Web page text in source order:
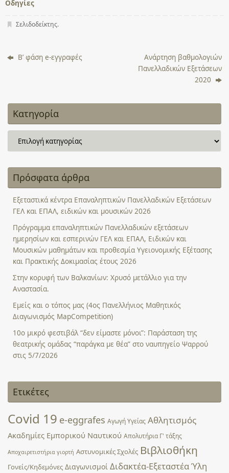
Οδηγίες
Σελιδοδείκτης.
Β’ φάση e-εγγραφές
Ανάρτηση βαθμολογιών
Πανελλαδικών Εξετάσεων
2020
Κατηγορία
Πρόσφατα άρθρα
Εξεταστικά κέντρα Επαναληπτικών Πανελλαδικών Εξετάσεων
ΓΕΛ και ΕΠΑΛ, ειδικών και μουσικών 2026
Πρόγραμμα επαναληπτικών Πανελλαδικών εξετάσεων
ημερησίων και εσπερινών ΓΕΛ και ΕΠΑΛ, Ειδικών και
Μουσικών μαθημάτων και προθεσμία Υγειονομικής Εξέτασης
και Πρακτικής Δοκιμασίας έτους 2026
Στην κορυφή των Βαλκανίων: Χρυσό μετάλλιο για την
Αναστασία.
Εμείς και ο τόπος μας (4ος Πανελλήνιος Μαθητικός
Διαγωνισμός MapCompetition)
10ο μικρό φεστιβάλ “δεν είμαστε μόνοι”: Παράσταση της
θεατρικής ομάδας “παράγκα με θέα” στο ναυπηγείο Ψαρρού
στις 5/7/2026
Ετικέτες
Covid 19 e-eggrafes Αγωγή Υγείας Αθλητισμός
Ακαδημίες Εμπορικού Ναυτικού Απολυτήρια Γ' τάξης
Αποχαιρετιστήρια γιορτή Αστυνομικές Σχολές Βιβλιοθήκη
Γονείς/Κηδεμόνες Διαγωνισμοί Διδακτέα-Εξεταστέα Ύλη